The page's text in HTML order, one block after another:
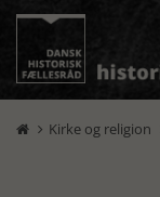
 Kirke og religion